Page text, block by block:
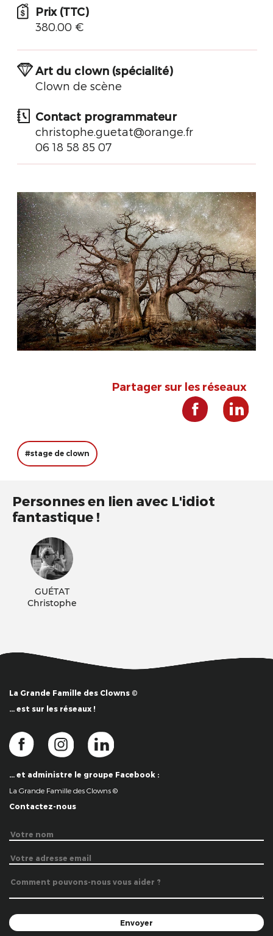
Prix (TTC)
380.00 €
Art du clown (spécialité)
Clown de scène
Contact programmateur
christophe.guetat@orange.fr
06 18 58 85 07
Partager sur les réseaux
#stage de clown
Personnes en lien avec L'idiot
fantastique !
GUÉTAT
Christophe
La Grande Famille des Clowns ©
… est sur les réseaux !
… et administre le groupe Facebook :
La Grande Famille des Clowns ©
Contactez-nous